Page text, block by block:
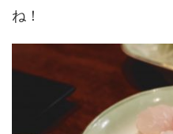
ね！